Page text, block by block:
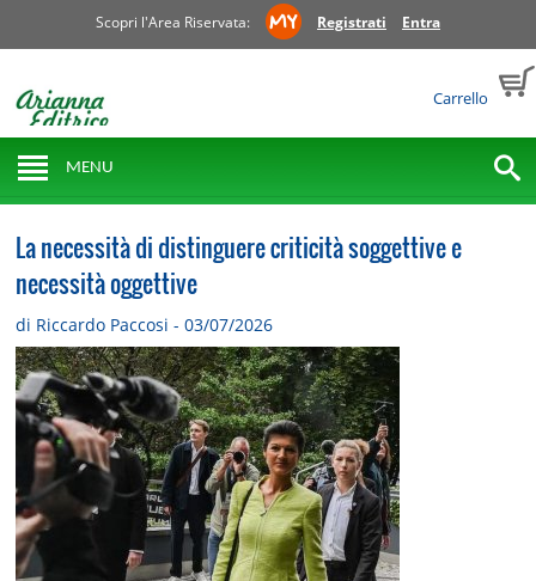
Scopri l'Area Riservata: Registrati Entra
Carrello
MENU
La necessità di distinguere criticità soggettive e
necessità oggettive
di Riccardo Paccosi - 03/07/2026